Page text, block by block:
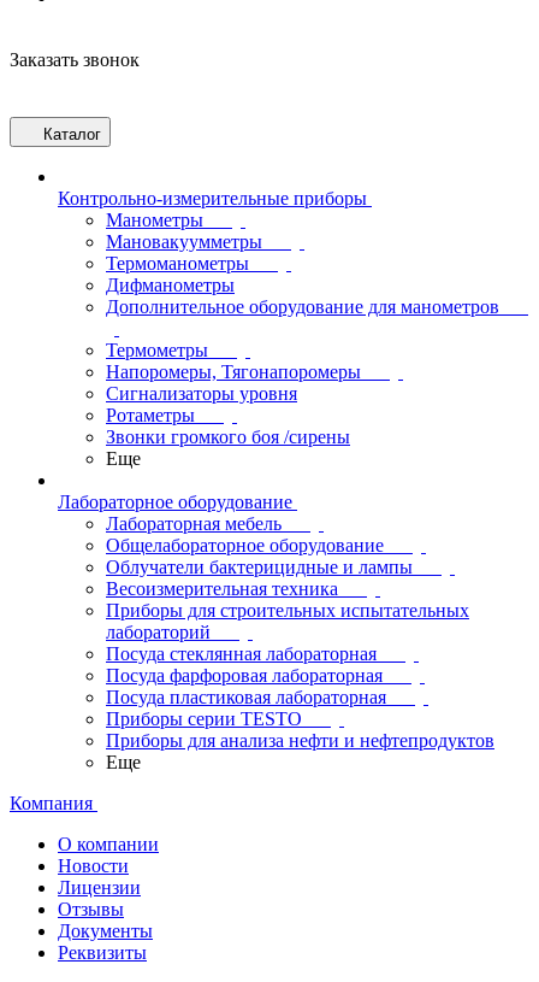
Заказать звонок
Каталог
Контрольно-измерительные приборы
Манометры
Мановакуумметры
Термоманометры
Дифманометры
Дополнительное оборудование для манометров
Термометры
Напоромеры, Тягонапоромеры
Сигнализаторы уровня
Ротаметры
Звонки громкого боя /сирены
Еще
Лабораторное оборудование
Лабораторная мебель
Общелабораторное оборудование
Облучатели бактерицидные и лампы
Весоизмерительная техника
Приборы для строительных испытательных
лабораторий
Посуда стеклянная лабораторная
Посуда фарфоровая лабораторная
Посуда пластиковая лабораторная
Приборы серии TESTO
Приборы для анализа нефти и нефтепродуктов
Еще
Компания
О компании
Новости
Лицензии
Отзывы
Документы
Реквизиты